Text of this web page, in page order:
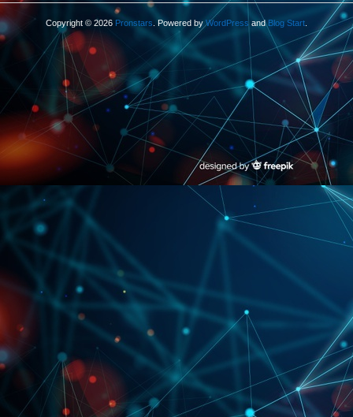
Copyright © 2026 Pronstars . Powered by WordPress and Blog Start